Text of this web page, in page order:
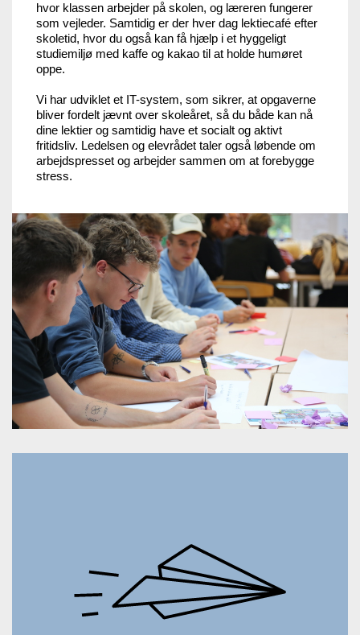
hvor klassen arbejder på skolen, og læreren fungerer
som vejleder. Samtidig er der hver dag lektiecafé efter
skoletid, hvor du også kan få hjælp i et hyggeligt
studiemiljø med kaffe og kakao til at holde humøret
oppe.
Vi har udviklet et IT-system, som sikrer, at opgaverne
bliver fordelt jævnt over skoleåret, så du både kan nå
dine lektier og samtidig have et socialt og aktivt
fritidsliv. Ledelsen og elevrådet taler også løbende om
arbejdspresset og arbejder sammen om at forebygge
stress.